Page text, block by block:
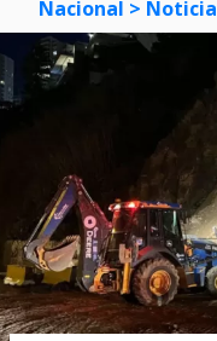
Nacional > Noticia